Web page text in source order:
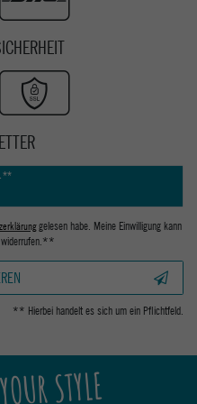
**
gelesen habe. Meine Einwilligung kann
widerrufen.**
** Hierbei handelt es sich um ein Pflichtfeld.
STYLE